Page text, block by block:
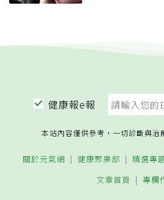
健康報e報
本站內容僅供參考，一切診斷與治
關於元氣網 健康聚樂部 精選專
文章首頁
專欄